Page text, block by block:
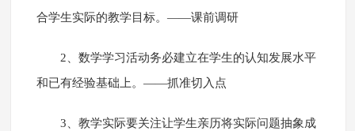
合学生实际的教学目标。――课前调研
2、数学学习活动务必建立在学生的认知发展水平
和已有经验基础上。――抓准切入点
3、教学实际要关注让学生亲历将实际问题抽象成